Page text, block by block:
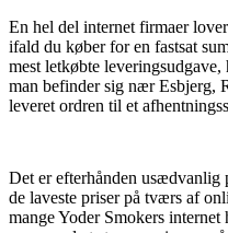
En hel del internet firmaer
ifald du køber for en fastsat
mest letkøbte
man befinder sig nær Esbjerg,
leveret ordren til et
Det er efterhånden usædvanlig
de laveste priser på tværs af
mange Yoder Smokers